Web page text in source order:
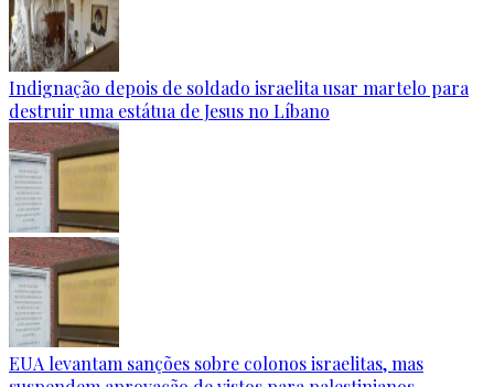
Indignação depois de soldado israelita usar martelo para
destruir uma estátua de Jesus no Líbano
EUA levantam sanções sobre colonos israelitas, mas